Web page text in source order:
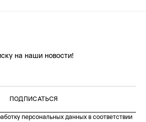
на наши новости!
ПОДПИСАТЬСЯ
персональных данных в соответствии